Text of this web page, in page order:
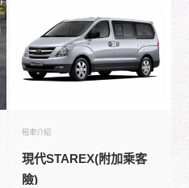
租車介紹
現代STAREX(附加乘客
險)